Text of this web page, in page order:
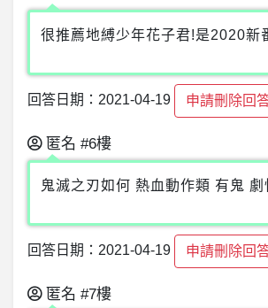
很推薦地縛少年花子君!是2020新
回答日期：2021-04-19 申請刪除回
匿名 #6樓
鬼滅之刃如何 熱血動作類 有鬼 劇
回答日期：2021-04-19 申請刪除回
匿名 #7樓